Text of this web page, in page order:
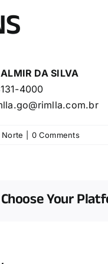
DA SILVA
4000
Norte 0 Comments
Your